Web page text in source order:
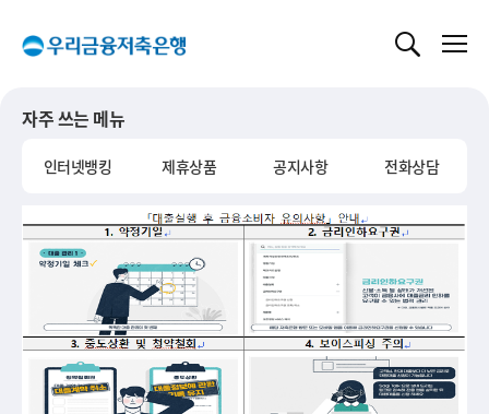
자주 쓰는 메뉴
인터넷뱅킹 제휴상품 공지사항 전화상담